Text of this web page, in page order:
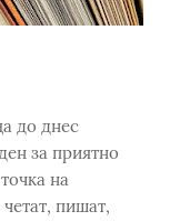
до днес
за приятно
на
пишат,